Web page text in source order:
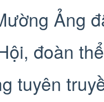
Ảng
đoàn
tuyên